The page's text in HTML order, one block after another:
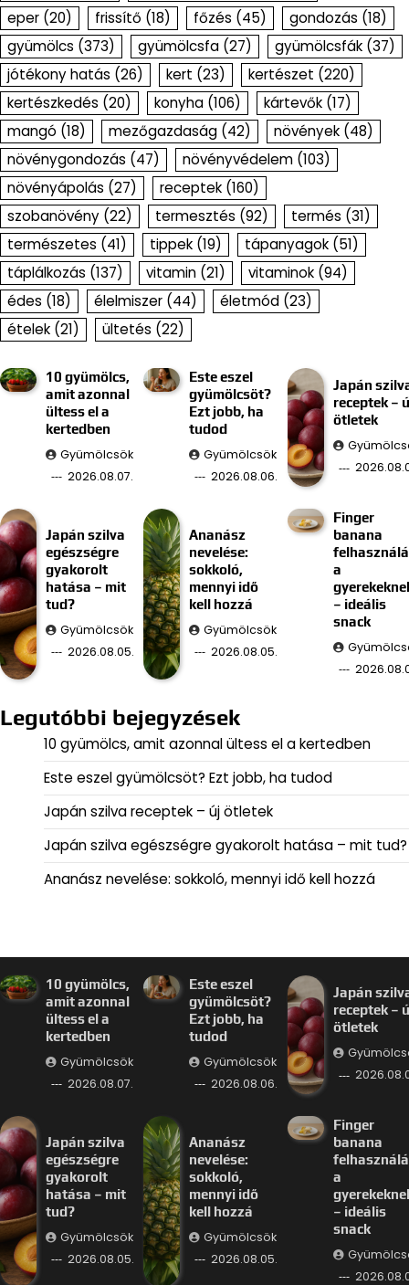
eper (20) frissítő (18) főzés (45) gondozás (18)
gyümölcs (373) gyümölcsfa (27) gyümölcsfák (37)
jótékony hatás (26) kert (23) kertészet (220)
kertészkedés (20) konyha (106) kártevők (17)
mangó (18) mezőgazdaság (42) növények (48)
növénygondozás (47) növényvédelem (103)
növényápolás (27) receptek (160)
szobanövény (22) termesztés (92) termés (31)
természetes (41) tippek (19) tápanyagok (51)
táplálkozás (137) vitamin (21) vitaminok (94)
édes (18) élelmiszer (44) életmód (23)
ételek (21) ültetés (22)
10 gyümölcs,
amit azonnal
ültess el a
kertedben
Gyümölcsök
2026.08.07.
Este eszel
gyümölcsöt?
Ezt jobb, ha
tudod
Gyümölcsök
2026.08.06.
Japán
receptek –
ötletek
Japán szilva
egészségre
gyakorolt
hatása – mit
tud?
Gyümölcsök
2026.08.05.
Ananász
nevelése:
sokkoló,
mennyi idő
kell hozzá
Gyümölcsök
2026.08.05.
Finger
banana
a
– ideális
snack
Legutóbbi bejegyzések
10 gyümölcs, amit azonnal ültess el a kertedben
Este eszel gyümölcsöt? Ezt jobb, ha tudod
Japán szilva receptek – új ötletek
Japán szilva egészségre gyakorolt hatása – mit tud?
Ananász nevelése: sokkoló, mennyi idő kell hozzá
10 gyümölcs,
amit azonnal
ültess el a
kertedben
Gyümölcsök
2026.08.07.
Este eszel
gyümölcsöt?
Ezt jobb, ha
tudod
Gyümölcsök
2026.08.06.
Japán
receptek –
ötletek
Japán szilva
egészségre
gyakorolt
hatása – mit
tud?
Gyümölcsök
2026.08.05.
Ananász
nevelése:
sokkoló,
mennyi idő
kell hozzá
Gyümölcsök
2026.08.05.
Finger
banana
a
– ideális
snack